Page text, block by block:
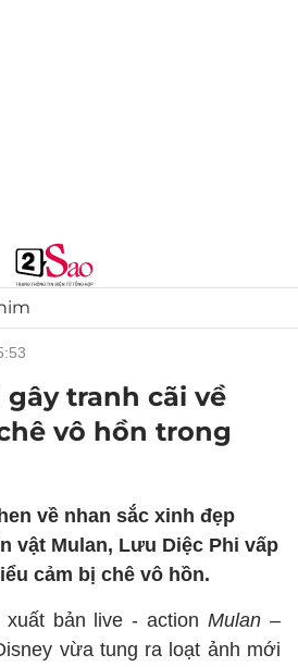
gây tranh cãi về
vô hồn trong
về nhan sắc xinh đẹp
vật Mulan, Lưu Diệc Phi vấp
cảm bị chê vô hồn.
xuất bản live - actionMulan –
vừa tung ra loạt ảnh mới